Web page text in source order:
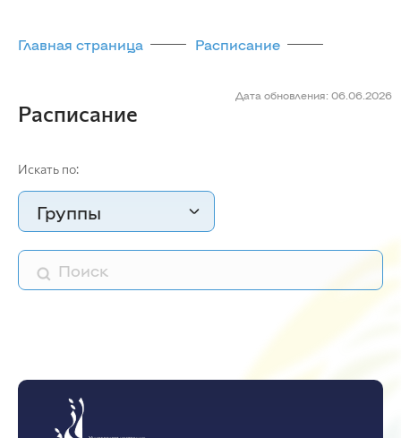
Главная страница Расписание
Дата обновления: 06.06.2026
Расписание
Искать по:
Группы